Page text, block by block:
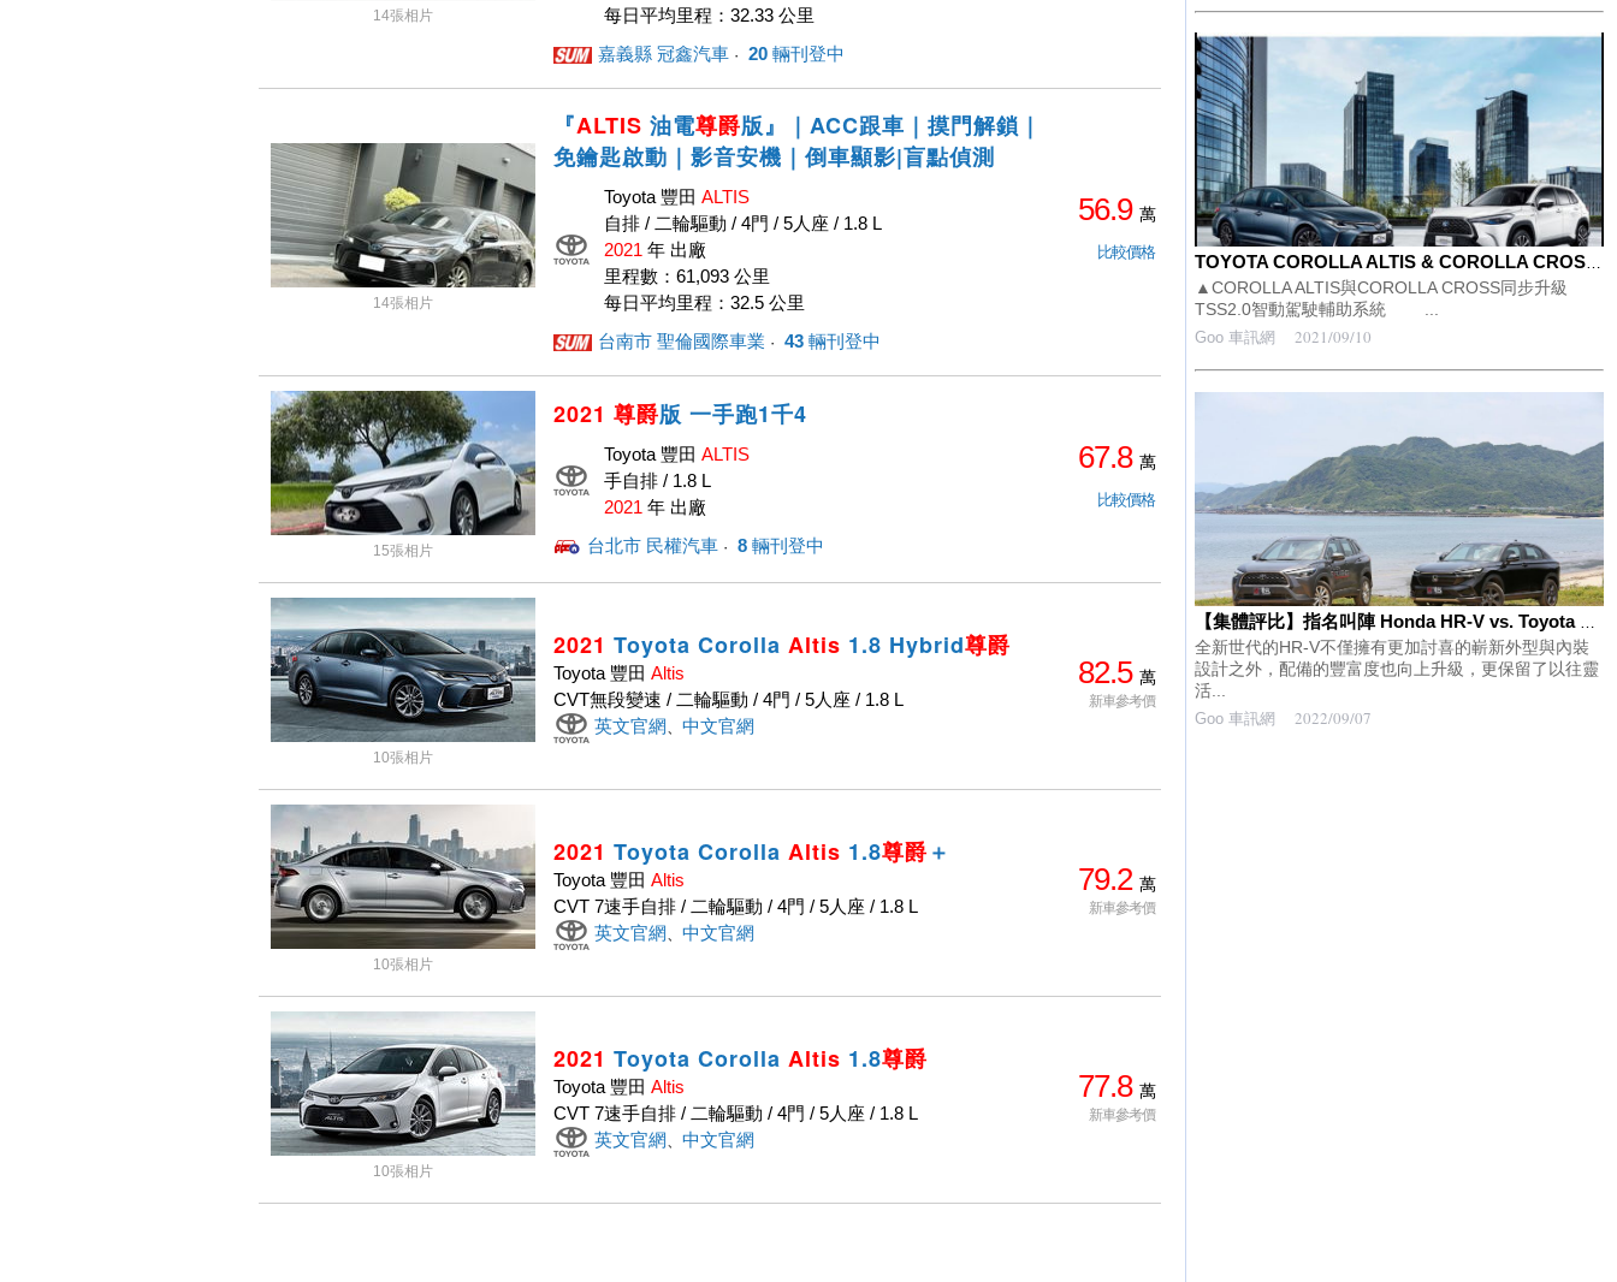
14張相片
每日平均里程：32.33 公里
嘉義縣 冠鑫汽車 · ‎ 20 輛刊登中
14張相片
『ALTIS 油電尊爵版』｜ACC跟車｜摸門解鎖｜
免鑰匙啟動｜影音安機｜倒車顯影|盲點偵測
Toyota 豐田 ALTIS
自排 / 二輪驅動 / 4門 / 5人座 / 1.8 L
2021 年 出廠
里程數：61,093 公里
每日平均里程：32.5 公里
台南市 聖倫國際車業 · ‎ 43 輛刊登中
56.9 萬
比較價格
15張相片
2021 尊爵版 一手跑1千4
Toyota 豐田 ALTIS
手自排 / 1.8 L
2021 年 出廠
台北市 民權汽車 · ‎ 8 輛刊登中
67.8 萬
比較價格
10張相片
2021 Toyota Corolla Altis 1.8 Hybrid尊爵
Toyota 豐田 Altis
CVT無段變速 / 二輪驅動 / 4門 / 5人座 / 1.8 L
英文官網、 中文官網
82.5 萬
新車參考價
10張相片
2021 Toyota Corolla Altis 1.8尊爵＋
Toyota 豐田 Altis
CVT 7速手自排 / 二輪驅動 / 4門 / 5人座 / 1.8 L
英文官網、 中文官網
79.2 萬
新車參考價
10張相片
2021 Toyota Corolla Altis 1.8尊爵
Toyota 豐田 Altis
CVT 7速手自排 / 二輪驅動 / 4門 / 5人座 / 1.8 L
英文官網、 中文官網
77.8 萬
新車參考價
TOYOTA COROLLA ALTIS & COROLLA CROSS ‘22年式升級標配TSS2.0智動駕駛輔助系統 智能安全再進化
▲COROLLA ALTIS與COROLLA CROSS同步升級
TSS2.0智動駕駛輔助系統 ...
Goo 車訊網 2021/09/10
全新世代的HR-V不僅擁有更加討喜的嶄新外型與內裝
設計之外，配備的豐富度也向上升級，更保留了以往靈
活...
Goo 車訊網 2022/09/07